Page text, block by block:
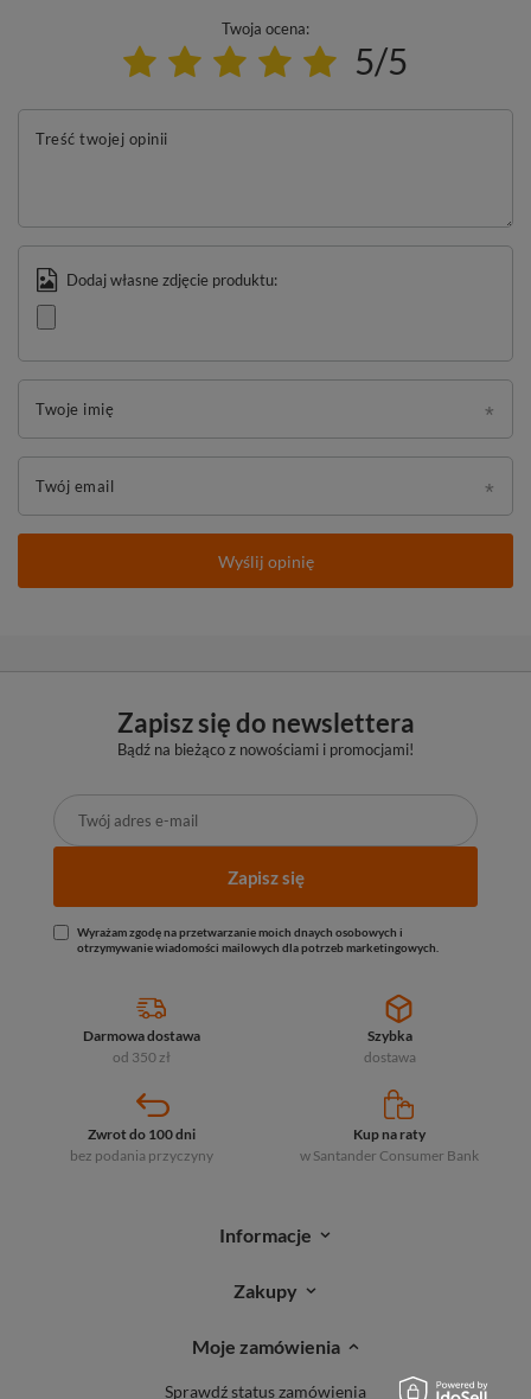
Twoja ocena:
5/5
Treść twojej opinii
Dodaj własne zdjęcie produktu:
Twoje imię
Twój email
Wyślij opinię
Zapisz się do newslettera
Bądź na bieżąco z nowościami i promocjami!
Zapisz się
Wyrażam zgodę na przetwarzanie moich dnaych osobowych i
otrzymywanie wiadomości mailowych dla potrzeb marketingowych.
Darmowa dostawa
od 350 zł
Szybka
dostawa
Zwrot do 100 dni
bez podania przyczyny
Kup na raty
w Santander Consumer Bank
Informacje
Zakupy
Moje zamówienia
Sprawdź status zamówienia